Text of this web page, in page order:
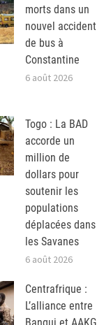
morts dans un
nouvel accident
de bus à
Constantine
6 août 2026
Togo : La BAD
accorde un
million de
dollars pour
soutenir les
populations
déplacées dans
les Savanes
6 août 2026
Centrafrique :
L’alliance entre
Bangui et AAKG